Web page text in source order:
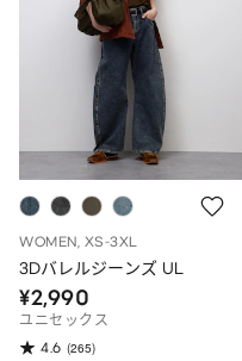
WOMEN, XS-3XL
3Dバレルジーンズ UL
¥2,990
ユニセックス
4.6 (265)